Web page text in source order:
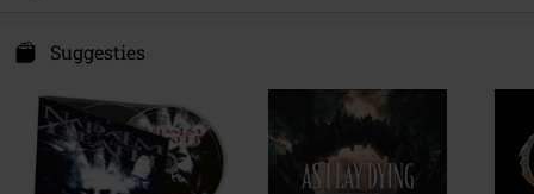
Releasedatum
kontakt@sonymusic.com
Resentment Always Simmers
By Proxy
People Pie [SLAB! cover]
Suggesties